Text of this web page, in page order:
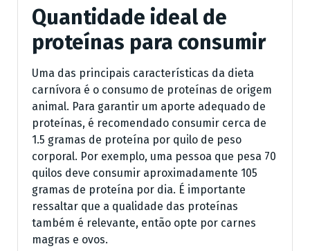
Quantidade ideal de
proteínas para consumir
Uma das principais características da dieta
carnívora é o consumo de proteínas de origem
animal. Para garantir um aporte adequado de
proteínas, é recomendado consumir cerca de
1.5 gramas de proteína por quilo de peso
corporal. Por exemplo, uma pessoa que pesa 70
quilos deve consumir aproximadamente 105
gramas de proteína por dia. É importante
ressaltar que a qualidade das proteínas
também é relevante, então opte por carnes
magras e ovos.